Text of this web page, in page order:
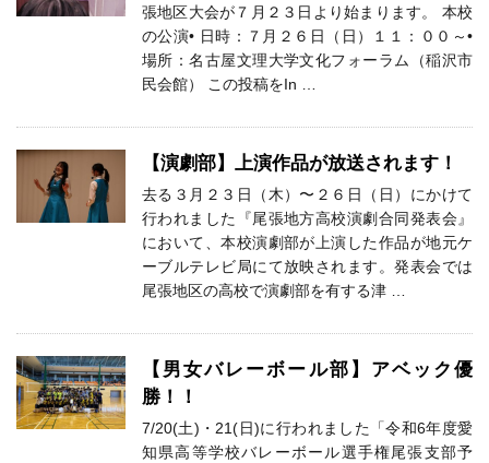
張地区大会が７月２３日より始まります。 本校
の公演• 日時：７月２６日（日）１１：００～•
場所：名古屋文理大学文化フォーラム（稲沢市
民会館） この投稿をIn …
【演劇部】上演作品が放送されます！
去る３月２３日（木）〜２６日（日）にかけて
行われました『尾張地方高校演劇合同発表会』
において、本校演劇部が上演した作品が地元ケ
ーブルテレビ局にて放映されます。発表会では
尾張地区の高校で演劇部を有する津 …
【男女バレーボール部】アベック優
勝！！
7/20(土)・21(日)に行われました「令和6年度愛
知県高等学校バレーボール選手権尾張支部予